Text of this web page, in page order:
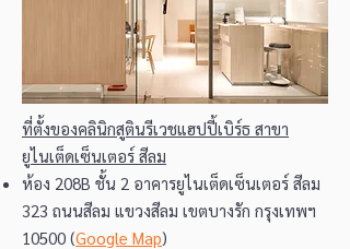
ที่ตั้งของคลินิกสูตินรีเวชแฮปปี้เบิร์ธ สาขา
ยูไนเต็ดเซ็นเตอร์ สีลม
ห้อง 208B ชั้น 2 อาคารยูไนเต็ดเซ็นเตอร์ สีลม
323 ถนนสีลม แขวงสีลม เขตบางรัก กรุงเทพฯ
10500 (Google Map)